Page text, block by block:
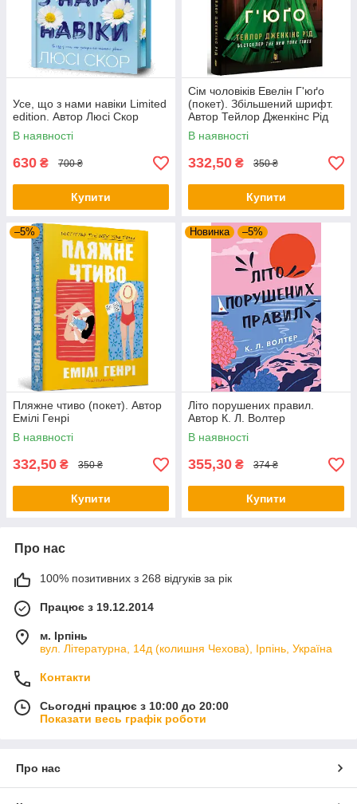
Усе, що з нами навіки Limited
edition. Автор Люсі Скор
В наявності
630 ₴ 700 ₴
Купити
Сім чоловіків Евелін Г'юґо
(покет). Збільшений шрифт.
Автор Тейлор Дженкінс Рід
В наявності
332,50 ₴ 350 ₴
Купити
–5%
Пляжне чтиво (покет). Автор
Емілі Генрі
В наявності
332,50 ₴ 350 ₴
Купити
Новинка –5%
Літо порушених правил.
Автор К. Л. Волтер
В наявності
355,30 ₴ 374 ₴
Купити
Про нас
100% позитивних з 268 відгуків за рік
Працює з 19.12.2014
м. Ірпінь
вул. Літературна, 14д (колишня Чехова), Ірпінь, Україна
Контакти
Сьогодні працює з 10:00 до 20:00
Показати весь графік роботи
Про нас